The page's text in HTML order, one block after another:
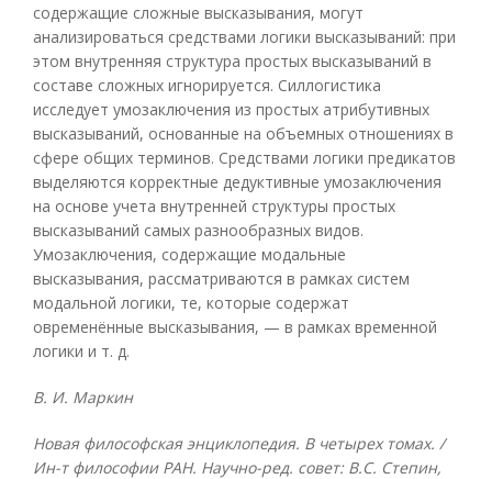
содержащие сложные высказывания, могут
анализироваться средствами логики высказываний: при
этом внутренняя структура простых высказываний в
составе сложных игнорируется. Силлогистика
исследует умозаключения из простых атрибутивных
высказываний, основанные на объемных отношениях в
сфере общих терминов. Средствами логики предикатов
выделяются корректные дедуктивные умозаключения
на основе учета внутренней структуры простых
высказываний самых разнообразных видов.
Умозаключения, содержащие модальные
высказывания, рассматриваются в рамках систем
модальной логики, те, которые содержат
овременённые высказывания, — в рамках временной
логики и т. д.
В. И. Маркин
Новая философская энциклопедия. В четырех томах. /
Ин-т философии РАН. Научно-ред. совет: В.С. Степин,